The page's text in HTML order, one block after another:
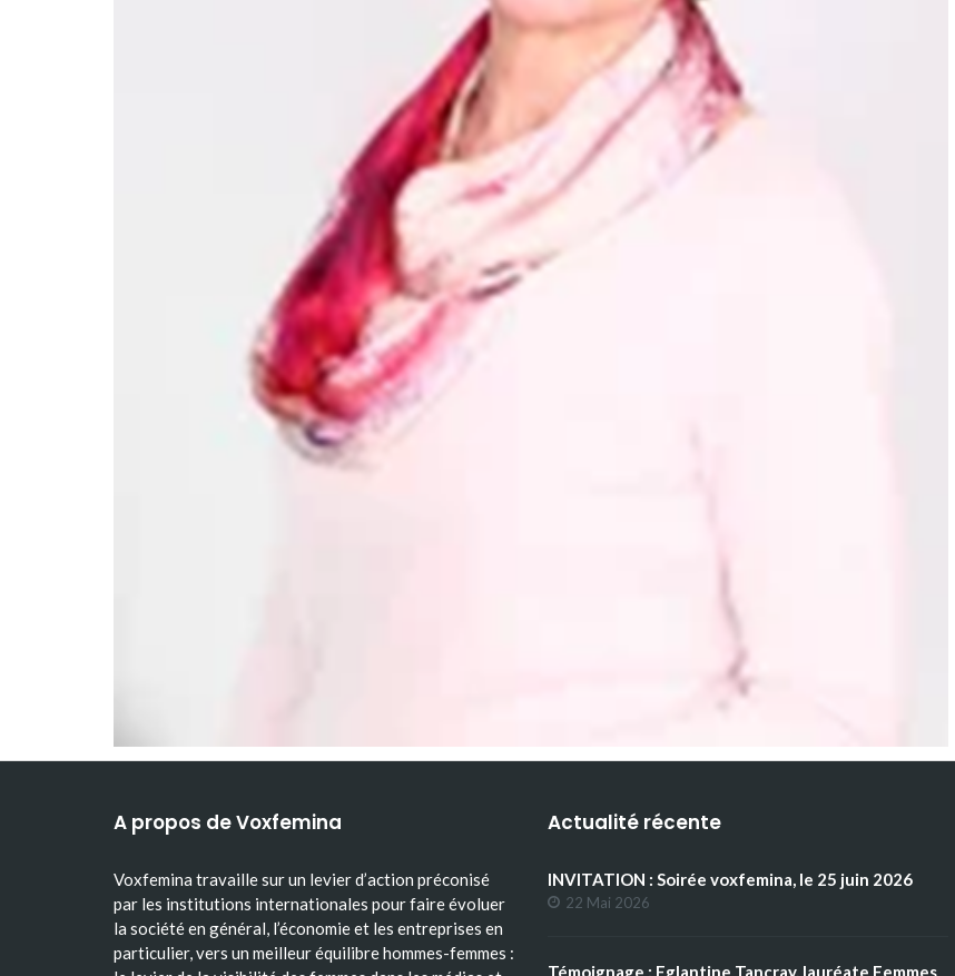
A propos de Voxfemina
Voxfemina travaille sur un levier d’action préconisé
par les institutions internationales pour faire évoluer
la société en général, l’économie et les entreprises en
particulier, vers un meilleur équilibre hommes-femmes :
Actualité récente
INVITATION : Soirée voxfemina, le 25 juin 2026
22 Mai 2026
Témoignage : Eglantine Tancray, lauréate Femmes